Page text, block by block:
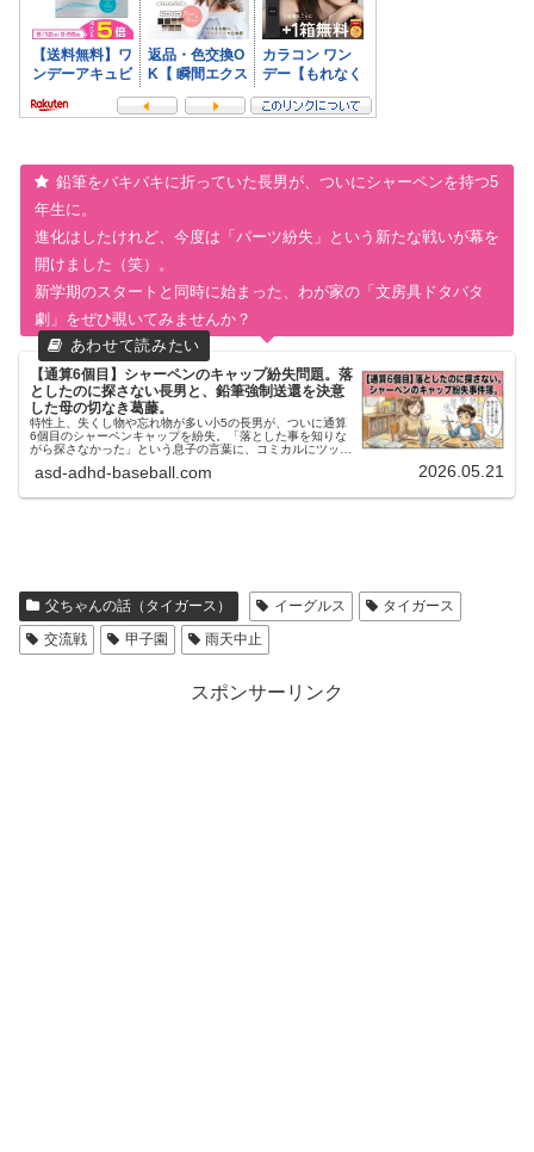
鉛筆をバキバキに折っていた長男が、ついにシャーペンを持つ5
年生に。
進化はしたけれど、今度は「パーツ紛失」という新たな戦いが幕を
開けました（笑）。
新学期のスタートと同時に始まった、わが家の「文房具ドタバタ
劇」をぜひ覗いてみませんか？
【通算6個目】シャーペンのキャップ紛失問題。落
としたのに探さない長男と、鉛筆強制送還を決意
した母の切なき葛藤。
特性上、失くし物や忘れ物が多い小5の長男が、ついに通算
6個目のシャーペンキャップを紛失。「落とした事を知りな
がら探さなかった」という息子の言葉に、コミカルにツッコ
エッセイです。
asd-adhd-baseball.com 2026.05.21
父ちゃんの話（タイガース） イーグルス
タイガース
交流戦
甲子園 雨天中止
スポンサーリンク